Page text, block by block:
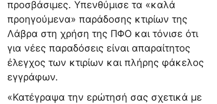
προσβάσιμες. Υπενθύμισε τα «καλά
προηγούμενα» παράδοσης κτιρίων της
Λάβρα στη χρήση της ΠΦΟ και τόνισε ότι
για νέες παραδόσεις είναι απαραίτητος
έλεγχος των κτιρίων και πλήρης φάκελος
εγγράφων.
«Κατέγραψα την ερώτησή σας σχετικά με